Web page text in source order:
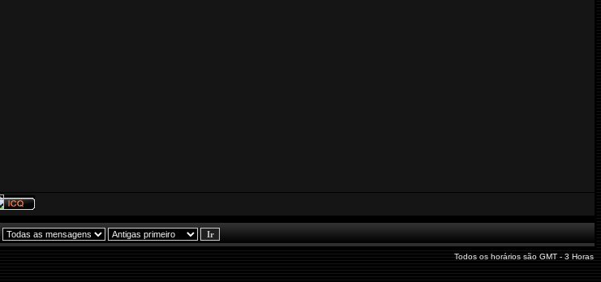
Todos os horários são GMT - 3 Horas